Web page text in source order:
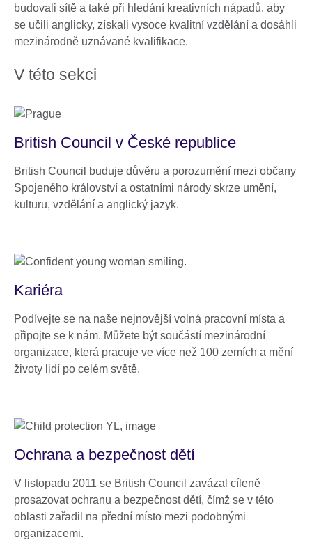
budovali sítě a také při hledání kreativních nápadů, aby
se učili anglicky, získali vysoce kvalitní vzdělání a dosáhli
mezinárodně uznávané kvalifikace.
V této sekci
British Council v České republice
British Council buduje důvěru a porozumění mezi občany
Spojeného království a ostatními národy skrze umění,
kulturu, vzdělání a anglický jazyk.
Kariéra
Podívejte se na naše nejnovější volná pracovní místa a
připojte se k nám. Můžete být součástí mezinárodní
organizace, která pracuje ve více než 100 zemích a mění
životy lidí po celém světě.
Ochrana a bezpečnost dětí
V listopadu 2011 se British Council zavázal cíleně
prosazovat ochranu a bezpečnost dětí, čímž se v této
oblasti zařadil na přední místo mezi podobnými
organizacemi.